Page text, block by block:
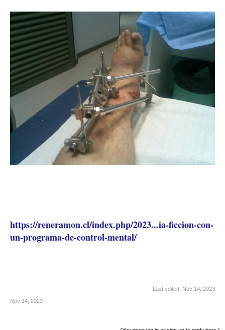
https://reneramon.cl/index.php/2023...ia-ficcion-con-
un-programa-de-control-mental/
Last edited: Nov 14, 2023
Nov 14, 2023